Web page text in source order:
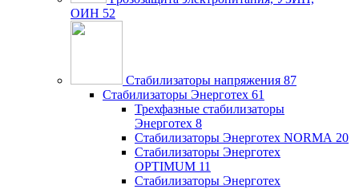
ОИН 52
Стабилизаторы напряжения 87
Стабилизаторы Энерготех 61
Трехфазные стабилизаторы
Энерготех 8
Стабилизаторы Энерготех NORMA 20
Стабилизаторы Энерготех
OPTIMUM 11
Стабилизаторы Энерготех